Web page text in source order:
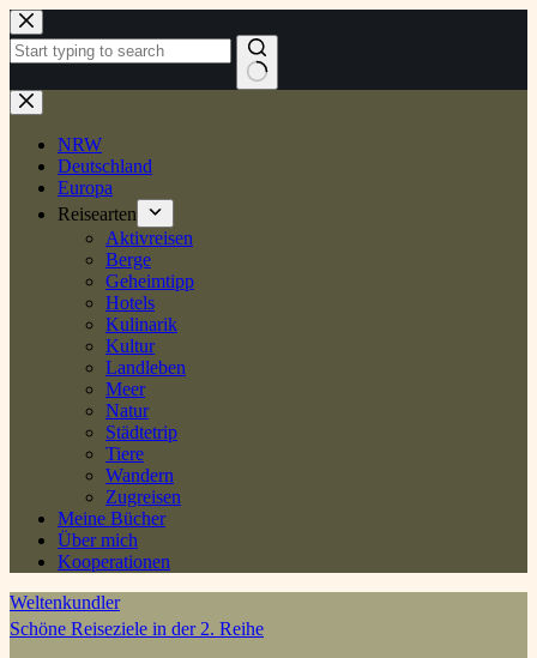
Zum
Inhalt
springen
Keine
Ergebnisse
NRW
Deutschland
Europa
Reisearten
Aktivreisen
Berge
Geheimtipp
Hotels
Kulinarik
Kultur
Landleben
Meer
Natur
Städtetrip
Tiere
Wandern
Zugreisen
Meine Bücher
Über mich
Kooperationen
Weltenkundler
Schöne Reiseziele in der 2. Reihe